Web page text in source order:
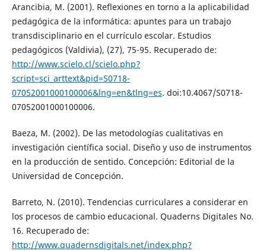
Arancibia, M. (2001). Reflexiones en torno a la aplicabilidad
pedagógica de la informática: apuntes para un trabajo
transdisciplinario en el currículo escolar. Estudios
pedagógicos (Valdivia), (27), 75-95. Recuperado de:
http://www.scielo.cl/scielo.php?
script=sci_arttext&pid=S0718-
07052001000100006&lng=en&tlng=es. doi:10.4067/S0718-
07052001000100006.
Baeza, M. (2002). De las metodologías cualitativas en
investigación científica social. Diseño y uso de instrumentos
en la producción de sentido. Concepción: Editorial de la
Universidad de Concepción.
Barreto, N. (2010). Tendencias curriculares a considerar en
los procesos de cambio educacional. Quaderns Digitales No.
16. Recuperado de:
http://www.quadernsdigitals.net/index.php?